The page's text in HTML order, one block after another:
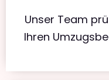
Unser Team
Ihren